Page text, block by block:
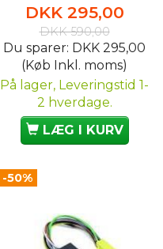
DKK 295,00
DKK 590,00
Du sparer: DKK 295,00
(Køb Inkl. moms)
På lager, Leveringstid 1-
2 hverdage.
LÆG I KURV
-50%